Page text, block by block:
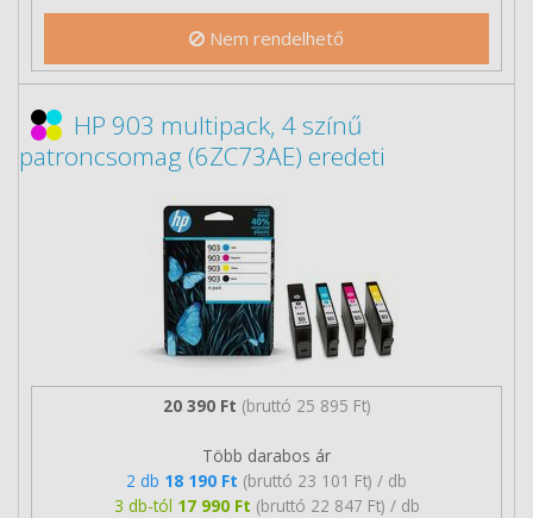
Nem rendelhető
HP 903 multipack, 4 színű
patroncsomag (6ZC73AE) eredeti
20 390 Ft (bruttó 25 895 Ft)
Több darabos ár
2 db 18 190 Ft (bruttó 23 101 Ft) / db
3 db-tól 17 990 Ft (bruttó 22 847 Ft) / db